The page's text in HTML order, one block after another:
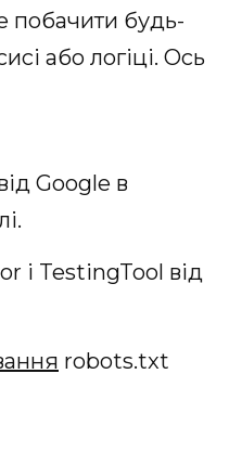
побачити будь-
або логіці. Ось
Google в
і TestingTool від
robots.txt